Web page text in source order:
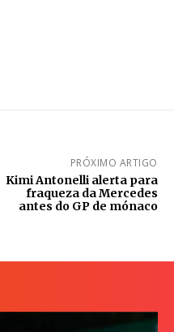
PRÓXIMO ARTIGO
Kimi Antonelli alerta para
fraqueza da Mercedes
antes do GP de mónaco